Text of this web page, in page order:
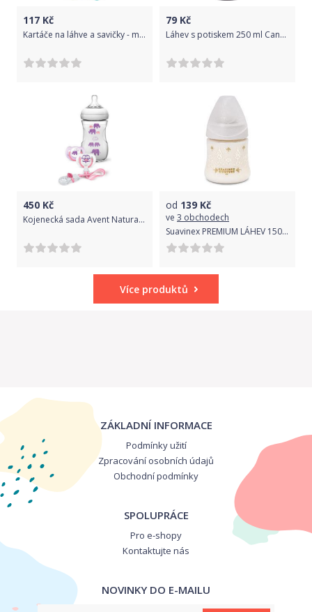
117 Kč
Kartáče na láhve a savičky - modrá/žlutá
79 Kč
Láhev s potiskem 250 ml Canpol LOVE&SEA Blue 2019
450 Kč
Kojenecká sada Avent Natural transparentní dívky
od 139 Kč
ve 3 obchodech
Suavinex PREMIUM LÁHEV 150ML SILIKON - bílá
Více produktů
ZÁKLADNÍ INFORMACE
Podmínky užití
Zpracování osobních údajů
Obchodní podmínky
SPOLUPRÁCE
Pro e-shopy
Kontaktujte nás
NOVINKY DO E-MAILU